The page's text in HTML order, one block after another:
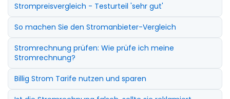
Strompreisvergleich - Testurteil 'sehr gut'
So machen Sie den Stromanbieter-Vergleich
Stromrechnung prüfen: Wie prüfe ich meine
Stromrechnung?
Billig Strom Tarife nutzen und sparen